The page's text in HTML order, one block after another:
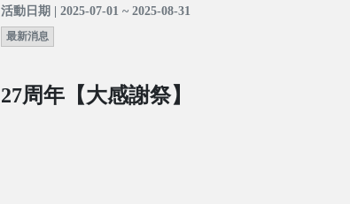
活動日期 | 2025-07-01 ~ 2025-08-31
最新消息
27周年【大感謝祭】